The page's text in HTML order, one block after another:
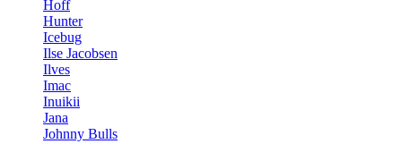
Hoff
Hunter
Icebug
Ilse Jacobsen
Ilves
Imac
Inuikii
Jana
Johnny Bulls